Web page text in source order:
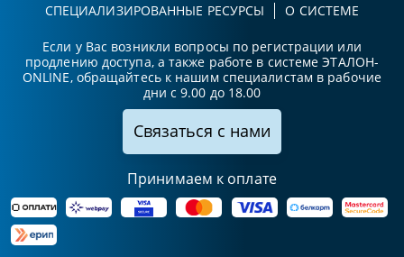
СПЕЦИАЛИЗИРОВАННЫЕ РЕСУРСЫ
О СИСТЕМЕ
Если у Вас возникли вопросы по регистрации или
продлению доступа, а также работе в системе ЭТАЛОН-
ONLINE, обращайтесь к нашим специалистам в рабочие
дни с 9.00 до 18.00
Связаться с нами
Принимаем к оплате